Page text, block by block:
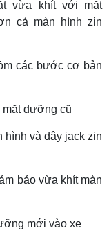
vừa khít với mặt
cả màn hình zin
các bước cơ bản
mặt dưỡng cũ
và dây jack zin
bảo vừa khít màn
mới vào xe